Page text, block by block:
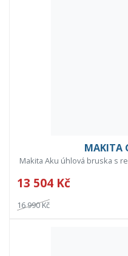
MAKITA
Makita Aku úhlová bruska s
13 504 Kč
16 990 Kč